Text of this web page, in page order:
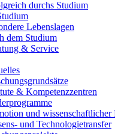
durchs Studium
Lebenslagen
dem Studium
& Service
& Kompetenzzentren
und wissenschaftlicher
und Technologietransfer